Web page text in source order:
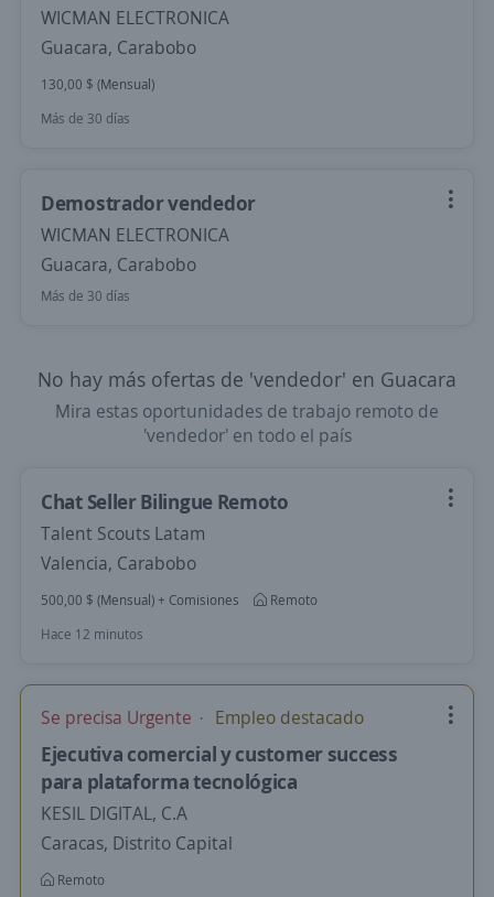
WICMAN ELECTRONICA
Guacara, Carabobo
130,00 $ (Mensual)
Más de 30 días
Demostrador vendedor
WICMAN ELECTRONICA
Guacara, Carabobo
Más de 30 días
No hay más ofertas de 'vendedor' en Guacara
Mira estas oportunidades de trabajo remoto de
'vendedor' en todo el país
Chat Seller Bilingue Remoto
Talent Scouts Latam
Valencia, Carabobo
500,00 $ (Mensual) + Comisiones
Remoto
Hace 12 minutos
Se precisa Urgente Empleo destacado
Ejecutiva comercial y customer success
para plataforma tecnológica
KESIL DIGITAL, C.A
Caracas, Distrito Capital
Remoto